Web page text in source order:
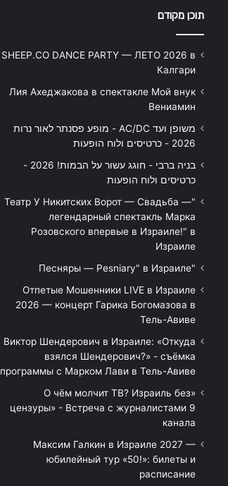
תוכן מקודם
SHEEP.CO DANCE PARTY — ЛЕТО 2026 в
Калгари
Лия Ахеджакова в спектакле Мой внук
Вениамин
משופן ועד AC/DC - מופע פסנתר לאור נרות
2026 - כרטיסים ולוח הופעות
בניה ברבי - חוגג עשור על הבמות! 2026 -
כרטיסים ולוח הופעות
"Театр У Никитских Ворот — Свадьба —
легендарный спектакль Марка
Розовского впервые в Израиле!" в
Израиле
"Песняры — Pesniary" в Израиле
Отпетые Мошенники LIVE в Израиле
2026 — концерт Гарика Богомазова в
Тель-Авиве
Виктор Шендерович в Израиле: «Откуда
взялся Шендерович?» - съёмка
программы с Марком Лави в Тель-Авиве
«О чём молчит ТВ? Израиль без
цензуры» - Встреча с журналистами 9
канала
Максим Галкин в Израиле 2027 —
юбилейный тур «50!»: билеты и
расписание